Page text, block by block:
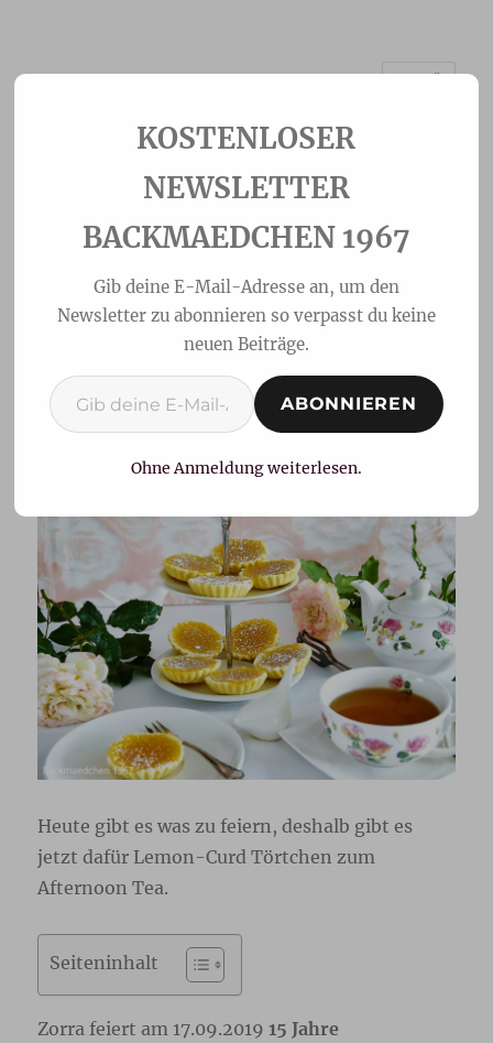
Lemon-Curd Törtchen
zum Afternoon Tea
Heute gibt es was zu feiern, deshalb gibt es
jetzt dafür Lemon-Curd Törtchen zum
Afternoon Tea.
Seiteninhalt
Zorra feiert am 17.09.2019 15 Jahre
NEWSLETTER
BACKMAEDCHEN 1967
Gib deine E-Mail-Adresse an, um den
Newsletter zu abonnieren so verpasst du keine
neuen Beiträge.
Gib deine E-Mail-Adresse ein ...
ABONNIEREN
Ohne Anmeldung weiterlesen.